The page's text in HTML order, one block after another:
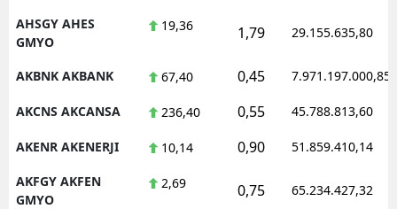
AHSGY AHES
GMYO
19,36 1,79 29.155.635,80
AKBNK AKBANK 67,40 0,45 7.971.197.000,85
AKCNS AKCANSA 236,40 0,55 45.788.813,60
AKENR AKENERJI 10,14 0,90 51.859.410,14
AKFGY AKFEN
GMYO
2,69 0,75 65.234.427,32